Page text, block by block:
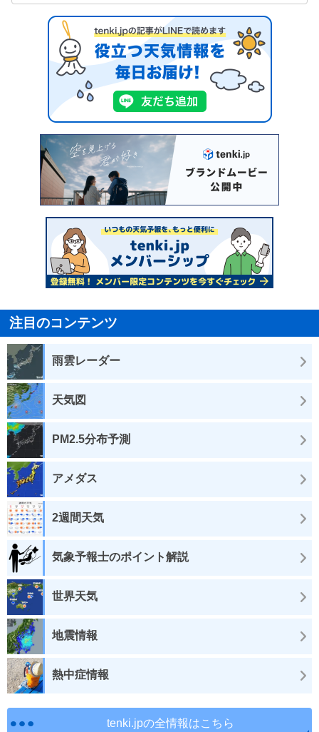
注目のコンテンツ
雨雲レーダー
天気図
PM2.5分布予測
アメダス
2週間天気
気象予報士のポイント解説
世界天気
地震情報
熱中症情報
tenki.jpの全情報はこちら